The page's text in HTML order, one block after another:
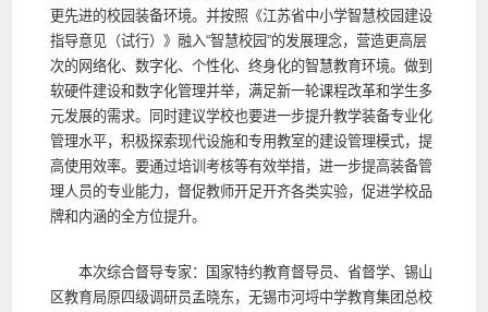
更先进的校园装备环境。并按照《江苏省中小学智慧校园建设
指导意见（试行）》融入“智慧校园”的发展理念，营造更高层
次的网络化、数字化、个性化、终身化的智慧教育环境。做到
软硬件建设和数字化管理并举，满足新一轮课程改革和学生多
元发展的需求。同时建议学校也要进一步提升教学装备专业化
管理水平，积极探索现代设施和专用教室的建设管理模式，提
高使用效率。要通过培训考核等有效举措，进一步提高装备管
理人员的专业能力，督促教师开足开齐各类实验，促进学校品
牌和内涵的全方位提升。
本次综合督导专家：国家特约教育督导员、省督学、锡山
区教育局原四级调研员孟晓东，无锡市河埒中学教育集团总校